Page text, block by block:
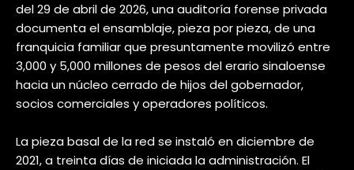
del 29 de abril de 2026, una auditoría forense privada
documenta el ensamblaje, pieza por pieza, de una
franquicia familiar que presuntamente movilizó entre
3,000 y 5,000 millones de pesos del erario sinaloense
hacia un núcleo cerrado de hijos del gobernador,
socios comerciales y operadores políticos.
La pieza basal de la red se instaló en diciembre de
2021, a treinta días de iniciada la administración. El